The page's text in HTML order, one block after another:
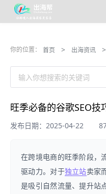
你的位置： 首页 > 出海资讯 >
输入你想搜索的关键词
旺季必备的谷歌SEO
发布日期：2025-04-22
在跨境电商的旺季阶段，
驱动力。对于独立站卖家
是吸引自然流量、提升站